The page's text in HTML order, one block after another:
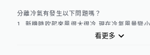
分離冷氣有發生以下問題嗎？
1. 新機時吹起來風很大很冷 現在冷氣風量變
看更多